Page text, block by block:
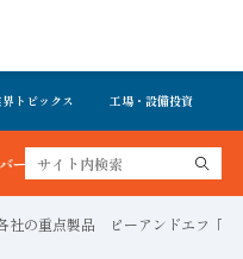
トピックス 工場・設備投資
で公開中 詳細はこちら
社の重点製品 ピーアンドエフ「Ｄ